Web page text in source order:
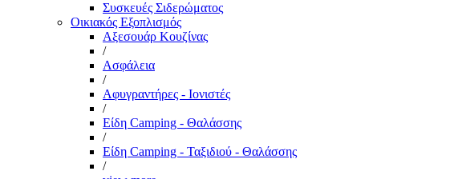
Συσκευές Σιδερώματος
Οικιακός Εξοπλισμός
Αξεσουάρ Κουζίνας
/
Ασφάλεια
/
Αφυγραντήρες - Ιονιστές
/
Είδη Camping - Θαλάσσης
/
Είδη Camping - Ταξιδιού - Θαλάσσης
/